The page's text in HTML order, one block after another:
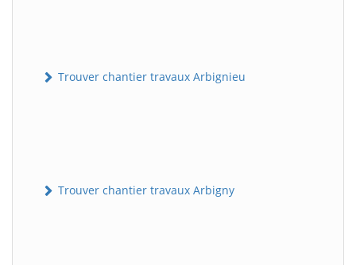
Trouver chantier travaux Arbignieu
Trouver chantier travaux Arbigny